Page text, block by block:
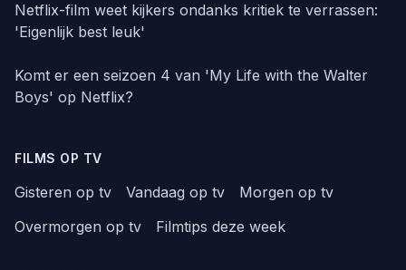
Netflix-film weet kijkers ondanks kritiek te verrassen:
'Eigenlijk best leuk'
Komt er een seizoen 4 van 'My Life with the Walter
Boys' op Netflix?
FILMS OP TV
Gisteren op tv Vandaag op tv
Morgen op tv
Overmorgen op tv
Filmtips deze week